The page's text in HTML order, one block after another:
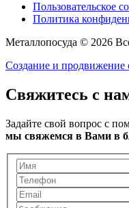
Пользовательское
Политика
Металлопосуда © 2026
Создание и
Свяжитесь с
Задайте свой вопрос с
мы свяжемся в Вами в